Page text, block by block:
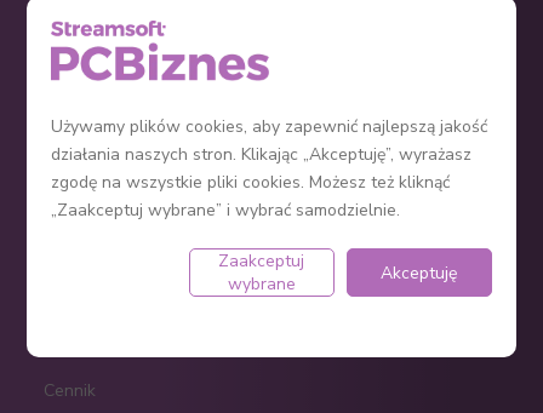
KPiR
Ryczałt
Jak założyć firmę?
Program do faktur
Cennik
Używamy plików cookies, aby zapewnić najlepszą jakość
działania naszych stron. Klikając „Akceptuję”, wyrażasz
zgodę na wszystkie pliki cookies. Możesz też kliknąć
„Zaakceptuj wybrane” i wybrać samodzielnie.
Zaakceptuj
wybrane
Akceptuję